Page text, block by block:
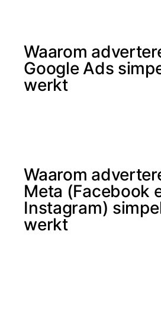
Waarom
Google Ads
werkt
Waarom
Meta (Facebook
Instagram)
werkt